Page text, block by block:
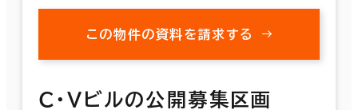
この物件の資料を請求する
Ｃ・Ｖビルの公開募集区画